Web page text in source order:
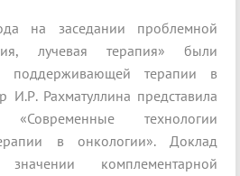
на заседании проблемной
лучевая терапия» были
поддерживающей терапии в
И.Р. Рахматуллина представила
технологии
в онкологии». Доклад
комплементарной